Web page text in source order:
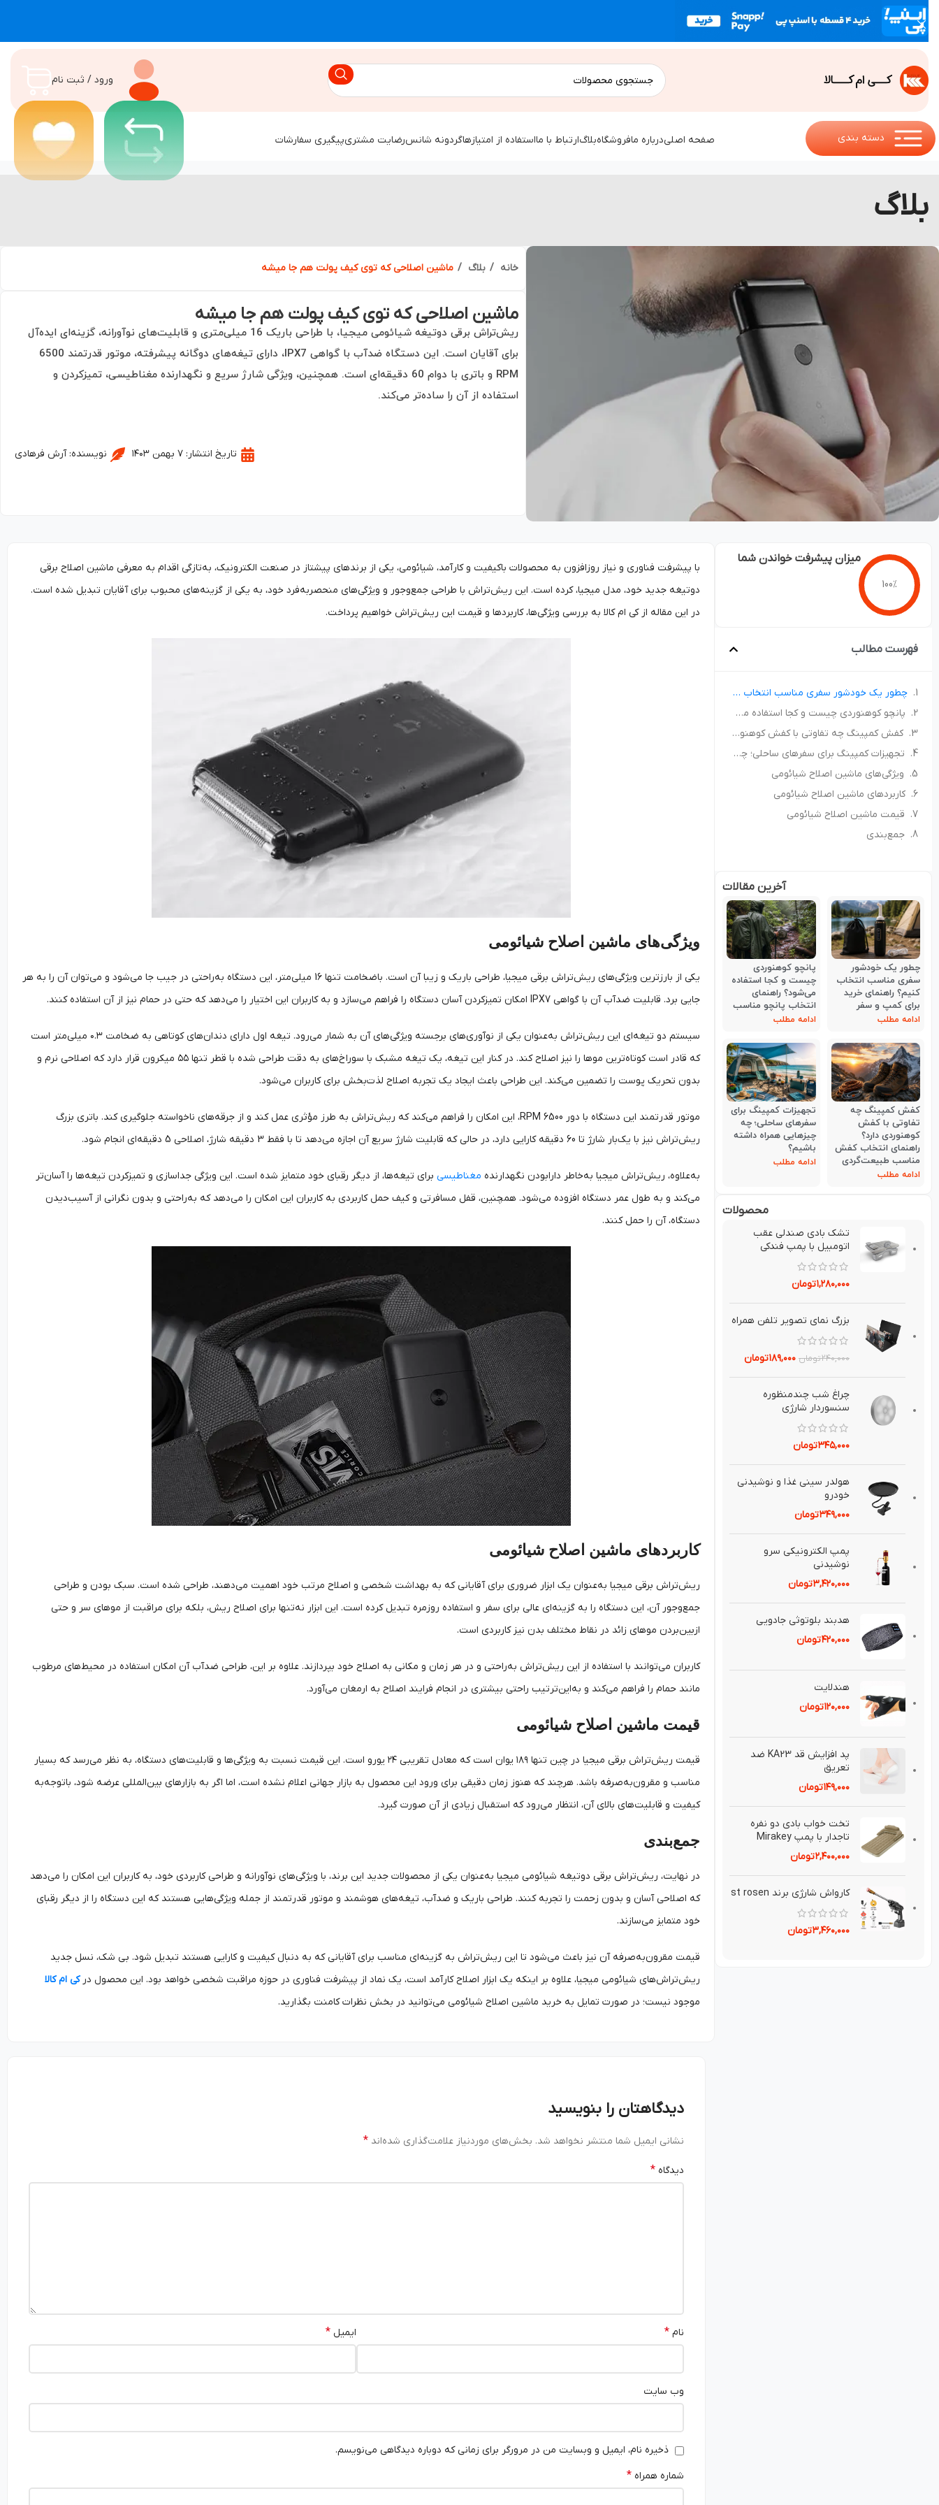
ورود / ثبت نام
دسته بندی صفحه اصلیدرباره مافروشگاهبلاگارتباط با مااستفاده از امتیازهاگردونه شانسرضایت مشتریپیگیری سفارشات
بلاگ
خانه بلاگ ماشین اصلاحی که توی کیف پولت هم جا میشه
ماشین اصلاحی که توی کیف پولت هم جا میشه
ریش‌تراش برقی دوتیغه شیائومی میجیا، با طراحی باریک 16 میلی‌متری و قابلیت‌های نوآورانه، گزینه‌ای ایده‌آل
برای آقایان است. این دستگاه ضدآب با گواهی IPX7، دارای تیغه‌های دوگانه پیشرفته، موتور قدرتمند 6500
RPM و باتری با دوام 60 دقیقه‌ای است. همچنین، ویژگی شارژ سریع و نگهدارنده مغناطیسی، تمیزکردن و
استفاده از آن را ساده‌تر می‌کند.
تاریخ انتشار: ۷ بهمن ۱۴۰۳ نویسنده: آرش فرهادی
100%
میزان پیشرفت خواندن شما
فهرست مطالب
چطور یک خودشور سفری مناسب انتخاب کنیم؟ راهنمای خرید برای کمپ و سفر
پانچو کوهنوردی چیست و کجا استفاده می‌شود؟ راهنمای انتخاب پانچو مناسب
کفش کمپینگ چه تفاوتی با کفش کوهنوردی دارد؟ راهنمای انتخاب کفش مناسب طبیعت‌گردی
تجهیزات کمپینگ برای سفرهای ساحلی؛ چه چیزهایی همراه داشته باشیم؟
ویژگی‌های ماشین اصلاح شیائومی
کاربردهای ماشین اصلاح شیائومی
قیمت ماشین اصلاح شیائومی
جمع‌بندی
چطور یک خودشور
سفری مناسب انتخاب
کنیم؟ راهنمای خرید
برای کمپ و سفر
ادامه مطلب
پانچو کوهنوردی
چیست و کجا استفاده
می‌شود؟ راهنمای
انتخاب پانچو مناسب
ادامه مطلب
کفش کمپینگ چه
تفاوتی با کفش
کوهنوردی دارد؟
راهنمای انتخاب کفش
مناسب طبیعت‌گردی
ادامه مطلب
تجهیزات کمپینگ برای
سفرهای ساحلی؛ چه
چیزهایی همراه داشته
باشیم؟
ادامه مطلب
آخرین مقالات
محصولات
تشك بادي صندلي عقب
اتومبيل با پمپ فندکی
۱,۲۸۰,۰۰۰تومان
بزرگ نماي تصوير تلفن همراه
۲۴۰,۰۰۰تومان ۱۸۹,۰۰۰تومان
چراغ شب چندمنظوره
سنسوردار شارژي
۳۴۵,۰۰۰تومان
هولدر سيني غذا و نوشيدني
خودرو
۳۴۹,۰۰۰تومان
پمپ الكترونيكی سرو
نوشيدنی
۳,۴۲۰,۰۰۰تومان
هدبند بلوتوثی جادويی
۴۲۰,۰۰۰تومان
هندلايت
۱۲۰,۰۰۰تومان
پد افزايش قد KA23 ضد
تعريق⁣
۱۴۹,۰۰۰تومان
تخت خواب بادی دو نفره
تاجدار با پمپ Mirakey
۲,۴۰۰,۰۰۰تومان
کارواش شارژی برند st rosen
۳,۴۶۰,۰۰۰تومان
با پیشرفت فناوری و نیاز روزافزون به محصولات باکیفیت و کارآمد، شیائومی، یکی از برندهای پیشتاز در صنعت الکترونیک، به‌تازگی اقدام به معرفی ماشین اصلاح برقی
دوتیغه جدید خود، مدل میجیا، کرده است. این ریش‌تراش با طراحی جمع‌وجور و ویژگی‌های منحصربه‌فرد خود، به یکی از گزینه‌های محبوب برای آقایان تبدیل شده است.
در این مقاله از کی ام کالا به بررسی ویژگی‌ها، کاربردها و قیمت این ریش‌تراش خواهیم پرداخت.
ویژگی‌های ماشین اصلاح شیائومی
یکی از بارزترین ویژگی‌های ریش‌تراش برقی میجیا، طراحی باریک و زیبا آن است. باضخامت تنها 16 میلی‌متر، این دستگاه به‌راحتی در جیب جا می‌شود و می‌توان آن را به هر
جایی برد. قابلیت ضدآب آن با گواهی IPX7 امکان تمیزکردن آسان دستگاه را فراهم می‌سازد و به کاربران این اختیار را می‌دهد که حتی در حمام نیز از آن استفاده کنند.
سیستم دو تیغه‌ای این ریش‌تراش به‌عنوان یکی از نوآوری‌های برجسته ویژگی‌های آن به شمار می‌رود. تیغه اول دارای دندان‌های کوتاهی به ضخامت ۰.۳ میلی‌متر است
که قادر است کوتاه‌ترین موها را نیز اصلاح کند. در کنار این تیغه، یک تیغه مشبک با سوراخ‌های به دقت طراحی شده با قطر تنها ۵۵ میکرون قرار دارد که اصلاحی نرم و
بدون تحریک پوست را تضمین می‌کند. این طراحی باعث ایجاد یک تجربه اصلاح لذت‌بخش برای کاربران می‌شود.
موتور قدرتمند این دستگاه با دور 6500 RPM، این امکان را فراهم می‌کند که ریش‌تراش به طرز مؤثری عمل کند و از جرقه‌های ناخواسته جلوگیری کند. باتری بزرگ
ریش‌تراش نیز با یک‌بار شارژ تا 60 دقیقه کارایی دارد، در حالی که قابلیت شارژ سریع آن اجازه می‌دهد تا با فقط 3 دقیقه شارژ، اصلاحی 5 دقیقه‌ای انجام شود.
به‌علاوه، ریش‌تراش میجیا به‌خاطر دارابودن نگهدارنده مغناطیسیبرای تیغه‌ها، از دیگر رقبای خود متمایز شده است. این ویژگی جداسازی و تمیزکردن تیغه‌ها را آسان‌تر
می‌کند و به طول عمر دستگاه افزوده می‌شود. همچنین، قفل مسافرتی و کیف حمل کاربردی به کاربران این امکان را می‌دهد که به‌راحتی و بدون نگرانی از آسیب‌دیدن
دستگاه، آن را حمل کنند.
کاربردهای ماشین اصلاح شیائومی
ریش‌تراش برقی میجیا به‌عنوان یک ابزار ضروری برای آقایانی که به بهداشت شخصی و اصلاح مرتب خود اهمیت می‌دهند، طراحی شده است. سبک بودن و طراحی
جمع‌وجور آن، این دستگاه را به گزینه‌ای عالی برای سفر و استفاده روزمره تبدیل کرده است. این ابزار نه‌تنها برای اصلاح ریش، بلکه برای مراقبت از موهای سر و حتی
ازبین‌بردن موهای زائد در نقاط مختلف بدن نیز کاربردی است.
کاربران می‌توانند با استفاده از این ریش‌تراش به‌راحتی و در هر زمان و مکانی به اصلاح خود بپردازند. علاوه بر این، طراحی ضدآب آن امکان استفاده در محیط‌های مرطوب
مانند حمام را فراهم می‌کند و به‌این‌ترتیب راحتی بیشتری در انجام فرایند اصلاح به ارمغان می‌آورد.
قیمت ماشین اصلاح شیائومی
قیمت ریش‌تراش برقی میجیا در چین تنها ۱۸۹ یوان است که معادل تقریبی ۲۴ یورو است. این قیمت نسبت به ویژگی‌ها و قابلیت‌های دستگاه، به نظر می‌رسد که بسیار
مناسب و مقرون‌به‌صرفه باشد. هرچند که هنوز زمان دقیقی برای ورود این محصول به بازار جهانی اعلام نشده است، اما اگر به بازارهای بین‌المللی عرضه شود، باتوجه‌به
کیفیت و قابلیت‌های بالای آن، انتظار می‌رود که استقبال زیادی از آن صورت گیرد.
جمع‌بندی
در نهایت، ریش‌تراش برقی دوتیغه شیائومی میجیا به‌عنوان یکی از محصولات جدید این برند، با ویژگی‌های نوآورانه و طراحی کاربردی خود، به کاربران این امکان را می‌دهد
که اصلاحی آسان و بدون زحمت را تجربه کنند. طراحی باریک و ضدآب، تیغه‌های هوشمند و موتور قدرتمند از جمله ویژگی‌هایی هستند که این دستگاه را از دیگر رقبای
خود متمایز می‌سازند.
قیمت مقرون‌به‌صرفه آن نیز باعث می‌شود تا این ریش‌تراش به گزینه‌ای مناسب برای آقایانی که به دنبال کیفیت و کارایی هستند تبدیل شود. بی شک، نسل جدید
ریش‌تراش‌های شیائومی میجیا، علاوه بر اینکه یک ابزار اصلاح کارآمد است، یک نماد از پیشرفت فناوری در حوزه مراقبت شخصی خواهد بود. این محصول درکی ام کالا
موجود نیست؛ در صورت تمایل به خرید ماشین اصلاح شیائومی می‌توانید در بخش نظرات کامنت بگذارید.
دیدگاهتان را بنویسید
نشانی ایمیل شما منتشر نخواهد شد. بخش‌های موردنیاز علامت‌گذاری شده‌اند*
دیدگاه*
نام* ایمیل*
وب‌ سایت
ذخیره نام، ایمیل و وبسایت من در مرورگر برای زمانی که دوباره دیدگاهی می‌نویسم.
شماره همراه*